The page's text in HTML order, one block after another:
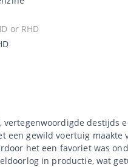
or RHD
vertegenwoordigde
een gewild voertuig
het een favoriet was
in productie, wat